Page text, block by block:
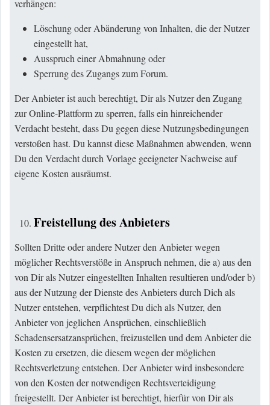
verhängen:
Löschung oder Abänderung von Inhalten, die der Nutzer
eingestellt hat,
Ausspruch einer Abmahnung oder
Sperrung des Zugangs zum Forum.
Der Anbieter ist auch berechtigt, Dir als Nutzer den Zugang
zur Online-Plattform zu sperren, falls ein hinreichender
Verdacht besteht, dass Du gegen diese Nutzungsbedingungen
verstoßen hast. Du kannst diese Maßnahmen abwenden, wenn
Du den Verdacht durch Vorlage geeigneter Nachweise auf
eigene Kosten ausräumst.
Freistellung des Anbieters
Sollten Dritte oder andere Nutzer den Anbieter wegen
möglicher Rechtsverstöße in Anspruch nehmen, die a) aus den
von Dir als Nutzer eingestellten Inhalten resultieren und/oder b)
aus der Nutzung der Dienste des Anbieters durch Dich als
Nutzer entstehen, verpflichtest Du dich als Nutzer, den
Anbieter von jeglichen Ansprüchen, einschließlich
Schadensersatzansprüchen, freizustellen und dem Anbieter die
Kosten zu ersetzen, die diesem wegen der möglichen
Rechtsverletzung entstehen. Der Anbieter wird insbesondere
von den Kosten der notwendigen Rechtsverteidigung
freigestellt. Der Anbieter ist berechtigt, hierfür von Dir als